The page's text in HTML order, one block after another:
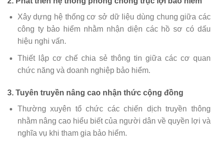
Xây dựng hệ thống cơ sở dữ liệu dùng chung giữa các
công ty bảo hiểm nhằm nhận diện các hồ sơ có dấu
hiệu nghi vấn.
Thiết lập cơ chế chia sẻ thông tin giữa các cơ quan
chức năng và doanh nghiệp bảo hiểm.
3. Tuyên truyền nâng cao nhận thức cộng đồng
Thường xuyên tổ chức các chiến dịch truyền thông
nhằm nâng cao hiểu biết của người dân về quyền lợi và
nghĩa vụ khi tham gia bảo hiểm.